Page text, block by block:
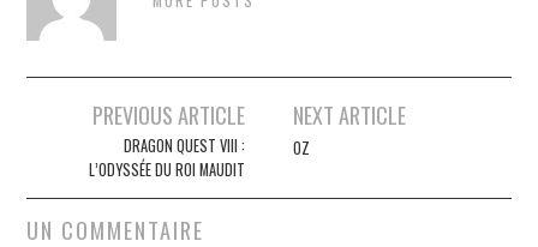
Navigation
articles
PREVIOUS ARTICLE
DRAGON QUEST VIII :
L’ODYSSÉE DU ROI MAUDIT
NEXT ARTICLE
OZ
UN COMMENTAIRE